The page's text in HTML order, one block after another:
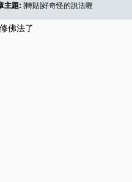
主題: [轉貼]好奇怪的說法喔
佛法了